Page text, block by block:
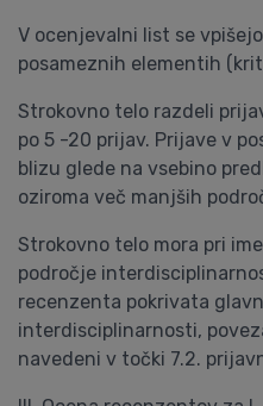
V ocenjevalni list se
posameznih elementih
Strokovno telo razdeli
po 5 -20 prijav. Prijave v
blizu glede na vsebino
oziroma več manjših
Strokovno telo mora pri
področje
recenzenta pokrivata
interdisciplinarnosti,
navedeni v točki 7.2.